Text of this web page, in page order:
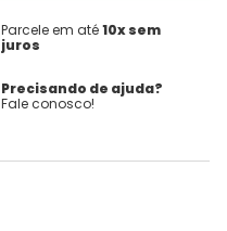
Parcele em até10x sem
juros
Precisando de ajuda?
Fale conosco!